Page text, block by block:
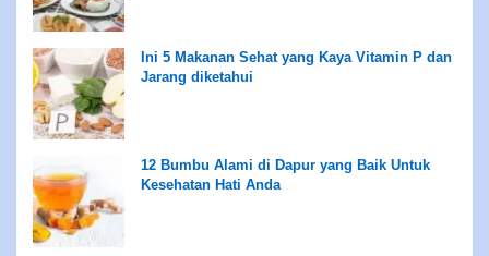
Ini 5 Makanan Sehat yang Kaya Vitamin P dan
Jarang diketahui
12 Bumbu Alami di Dapur yang Baik Untuk
Kesehatan Hati Anda